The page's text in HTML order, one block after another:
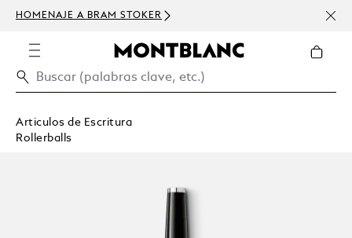
HOMENAJE A BRAM STOKER
USD
Articulos de Escritura
Rollerballs